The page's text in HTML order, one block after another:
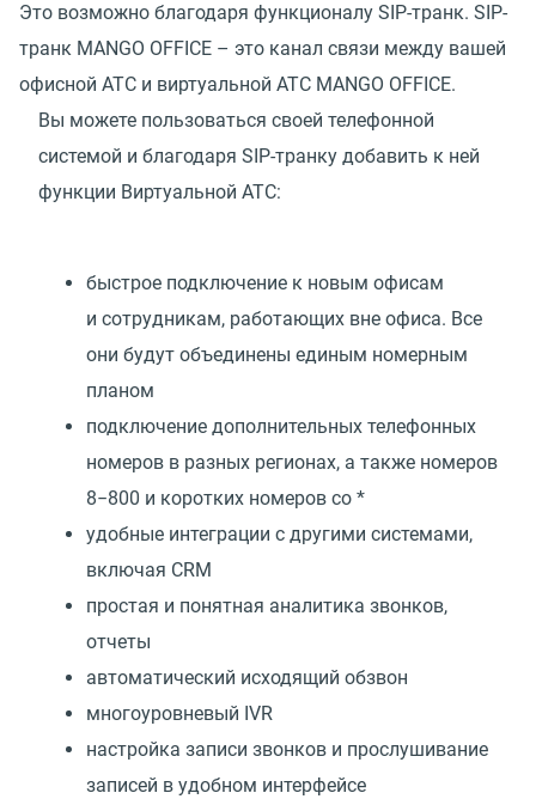
Это возможно благодаря функционалу SIP-транк. SIP-
транк MANGO OFFICE – это канал связи между вашей
офисной АТС и виртуальной АТС MANGO OFFICE.
Вы можете пользоваться своей телефонной
системой и благодаря SIP-транку добавить к ней
функции Виртуальной АТС:
быстрое подключение к новым офисам
и сотрудникам, работающих вне офиса. Все
они будут объединены единым номерным
планом
подключение дополнительных телефонных
номеров в разных регионах, а также номеров
8−800 и коротких номеров со *
удобные интеграции с другими системами,
включая CRM
простая и понятная аналитика звонков,
отчеты
автоматический исходящий обзвон
многоуровневый IVR
настройка записи звонков и прослушивание
записей в удобном интерфейсе